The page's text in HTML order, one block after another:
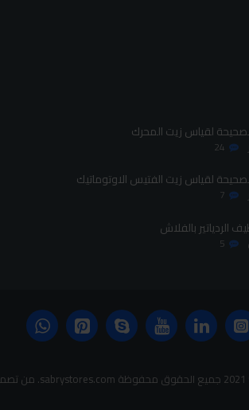
لقياس زيت المحرك
24
لقياس زيت الفتيس الاوتوماتيك
7
الردياتير بالفلاش
5